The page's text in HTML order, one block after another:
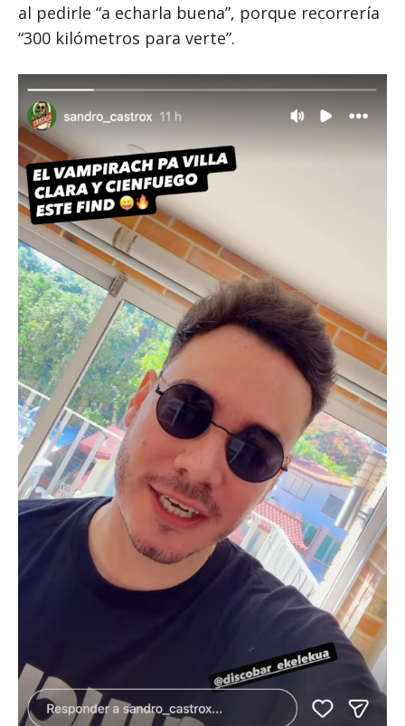
al pedirle “a echarla buena”, porque recorrería
“300 kilómetros para verte”.